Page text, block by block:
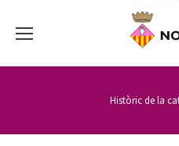
Històric de la